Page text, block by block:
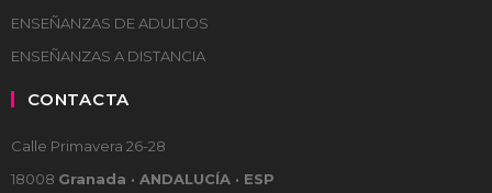
ENSEÑANZAS DE ADULTOS
ENSEÑANZAS A DISTANCIA
CONTACTA
Calle Primavera 26-28
18008 Granada · ANDALUCÍA · ESP